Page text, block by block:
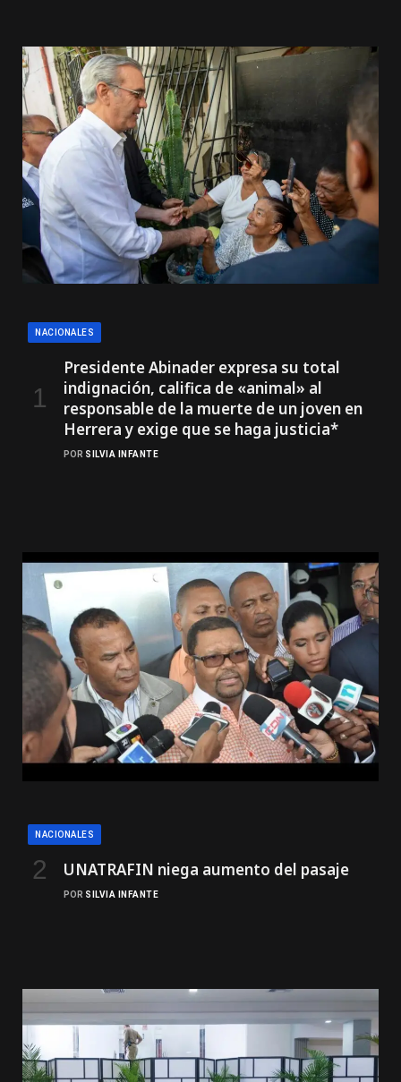
NACIONALES
Presidente Abinader expresa su total
indignación, califica de «animal» al
responsable de la muerte de un joven en
Herrera y exige que se haga justicia*
POR SILVIA INFANTE
NACIONALES
UNATRAFIN niega aumento del pasaje
POR SILVIA INFANTE